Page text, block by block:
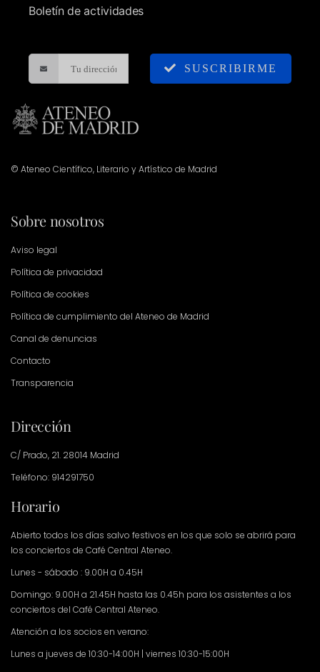
Boletín de actividades
SUSCRIBIRME
© Ateneo Científico, Literario y Artístico de Madrid
Sobre nosotros
Aviso legal
Política de privacidad
Política de cookies
Política de cumplimiento del Ateneo de Madrid
Canal de denuncias
Contacto
Transparencia
Dirección
C/ Prado, 21. 28014 Madrid
Teléfono: 914291750
Horario
Abierto todos los días salvo festivos en los que solo se abrirá para
los conciertos de Café Central Ateneo.
Lunes - sábado : 9.00H a 0.45H
Domingo: 9.00H a 21.45H hasta las 0.45h para los asistentes a los
conciertos del Café Central Ateneo.
Atención a los socios en verano:
Lunes a jueves de 10:30-14:00H | viernes 10:30-15:00H